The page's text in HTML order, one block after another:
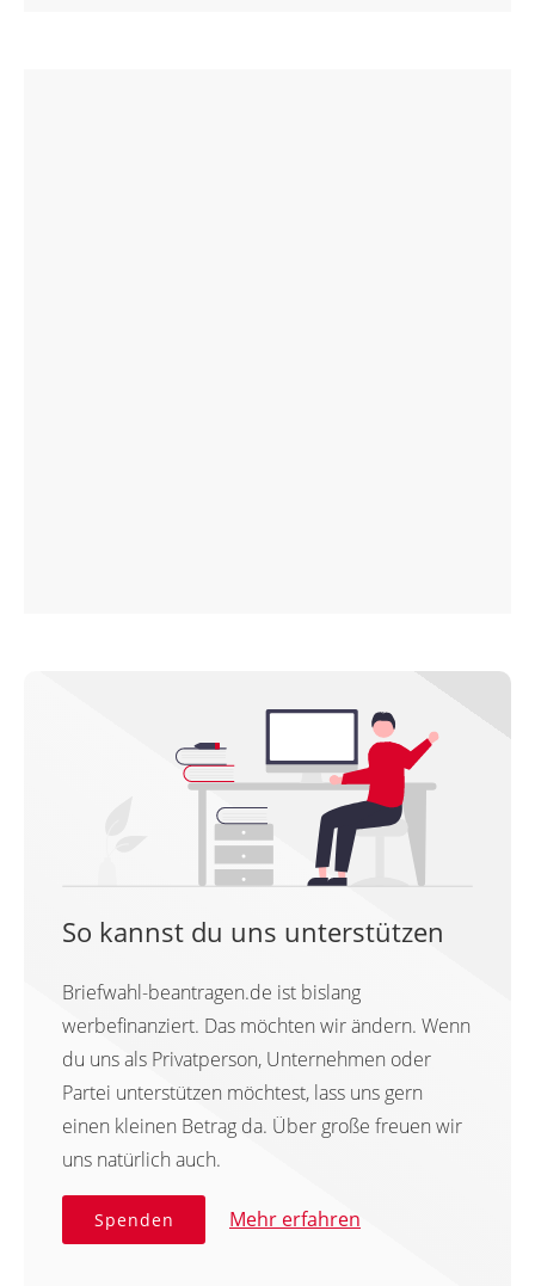
So kannst du uns unterstützen
Briefwahl-beantragen.de ist bislang
werbefinanziert. Das möchten wir ändern. Wenn
du uns als Privatperson, Unternehmen oder
Partei unterstützen möchtest, lass uns gern
einen kleinen Betrag da. Über große freuen wir
uns natürlich auch.
Spenden Mehr erfahren